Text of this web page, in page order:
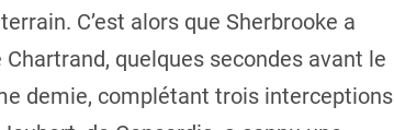
C’est alors que Sherbrooke a
quelques secondes avant le
demie, complétant trois interceptions